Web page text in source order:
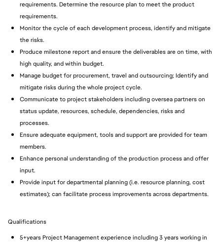
requirements. Determine the resource plan to meet the product
requirements.
Monitor the cycle of each development process, identify and mitigate
the risks.
Produce milestone report and ensure the deliverables are on time, with
high quality, and within budget.
Manage budget for procurement, travel and outsourcing; Identify and
mitigate risks during the whole project cycle.
Communicate to project stakeholders including oversea partners on
status update, resources, schedule, dependencies, risks and
processes.
Ensure adequate equipment, tools and support are provided for team
members.
Enhance personal understanding of the production process and offer
input.
Provide input for departmental planning (i.e. resource planning, cost
estimates); can facilitate process improvements across departments.
Qualifications
5+years Project Management experience including 3 years working in